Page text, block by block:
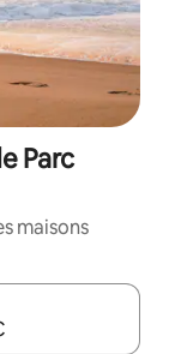
Parc
maisons
flèches vers le